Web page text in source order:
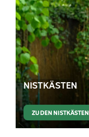
NISTKÄSTEN
ZU DEN NISTKÄSTEN